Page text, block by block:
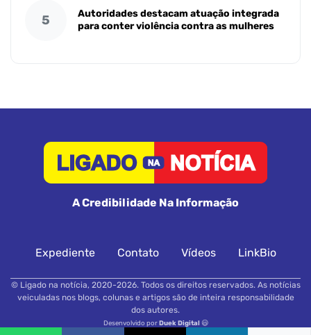
5
Autoridades destacam atuação integrada
para conter violência contra as mulheres
A Credibilidade Na Informação
Expediente Contato Vídeos LinkBio
© Ligado na notícia, 2020-2026. Todos os direitos reservados. As notícias
veiculadas nos blogs, colunas e artigos são de inteira responsabilidade
dos autores.
Desenvolvido porDuek Digital😃